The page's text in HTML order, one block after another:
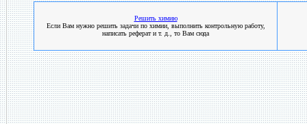
Решить химию
Если Вам нужно решить задачи по химии, выполнить контрольную работу,
написать реферат и т. д., то Вам сюда